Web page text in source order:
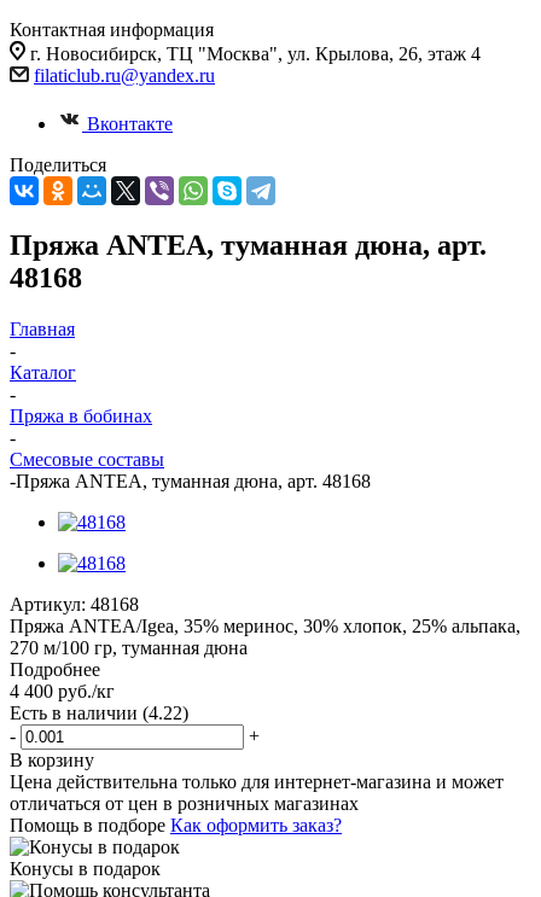
Контактная информация
г. Новосибирск, ТЦ "Москва", ул. Крылова, 26, этаж 4
filaticlub.ru@yandex.ru
Вконтакте
Поделиться
Пряжа ANTEA, туманная дюна, арт.
48168
Главная
-
Каталог
-
Пряжа в бобинах
-
Смесовые составы
-Пряжа ANTEA, туманная дюна, арт. 48168
Артикул: 48168
Пряжа ANTEA/Igea, 35% меринос, 30% хлопок, 25% альпака,
270 м/100 гр, туманная дюна
Подробнее
4 400 руб./кг
Есть в наличии (4.22)
-
+
В корзину
Цена действительна только для интернет-магазина и может
отличаться от цен в розничных магазинах
Помощь в подборе Как оформить заказ?
Конусы в подарок